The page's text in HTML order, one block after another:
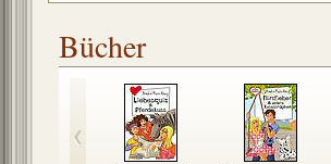
Bücher